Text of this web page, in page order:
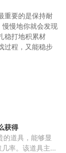
重要的是保持耐
慢慢地你就会发现
稳打地积累材
过程，又能稳步
获得
的道具，能够显
率。该道具主要